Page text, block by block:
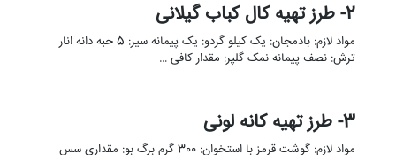
2- طرز تهیه کال کباب گیلانی
مواد لازم: بادمجان: یک کیلو گردو: یک پیمانه سیر: 5 حبه دانه انار
ترش: نصف پیمانه نمک گلپر: مقدار کافی …
3- طرز تهیه کانه لونی
مواد لازم: گوشت قرمز با استخوان: 300 گرم برگ بو: مقداری سس